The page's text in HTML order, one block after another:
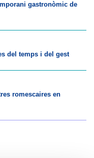
gastronòmic de
del temps i del gest
romescaires en